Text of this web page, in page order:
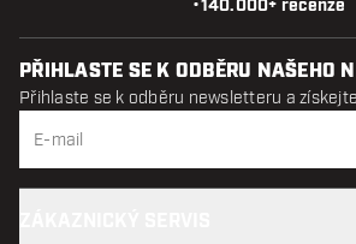
•140.000+ recenze
PŘIHLASTE SE K ODBĚRU NAŠEHO
Přihlaste se k odběru newsletteru a